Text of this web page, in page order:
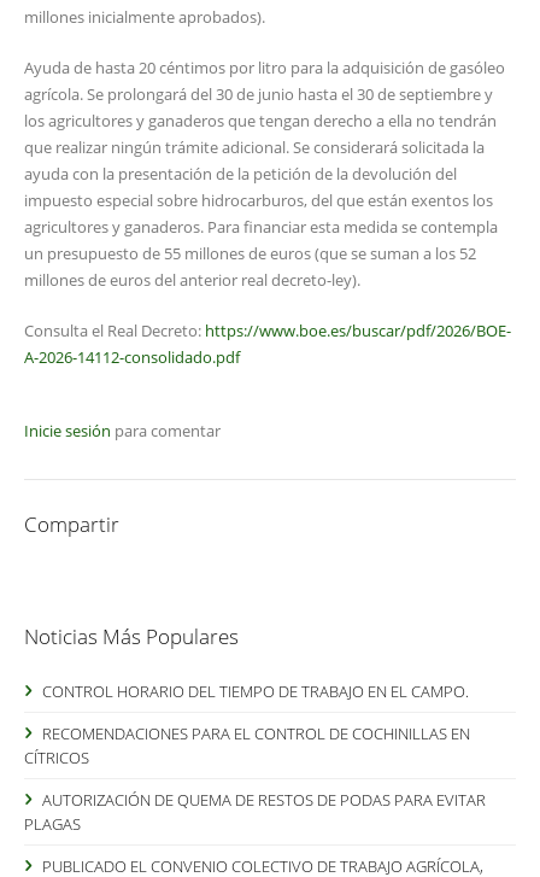
millones inicialmente aprobados).
Ayuda de hasta 20 céntimos por litro para la adquisición de gasóleo
agrícola. Se prolongará del 30 de junio hasta el 30 de septiembre y
los agricultores y ganaderos que tengan derecho a ella no tendrán
que realizar ningún trámite adicional. Se considerará solicitada la
ayuda con la presentación de la petición de la devolución del
impuesto especial sobre hidrocarburos, del que están exentos los
agricultores y ganaderos. Para financiar esta medida se contempla
un presupuesto de 55 millones de euros (que se suman a los 52
millones de euros del anterior real decreto-ley).
Consulta el Real Decreto: https://www.boe.es/buscar/pdf/2026/BOE-
A-2026-14112-consolidado.pdf
Inicie sesión para comentar
Compartir
Noticias Más Populares
CONTROL HORARIO DEL TIEMPO DE TRABAJO EN EL CAMPO.
RECOMENDACIONES PARA EL CONTROL DE COCHINILLAS EN
CÍTRICOS
AUTORIZACIÓN DE QUEMA DE RESTOS DE PODAS PARA EVITAR
PLAGAS
PUBLICADO EL CONVENIO COLECTIVO DE TRABAJO AGRÍCOLA,